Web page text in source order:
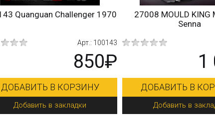
Quanguan Challenger 1970
Арт.: 100143
850₽
ДОБАВИТЬ В КОРЗИНУ
Добавить в закладки
27008 MOULD KING
Senna
1
ДОБАВИТЬ В
Добавить в